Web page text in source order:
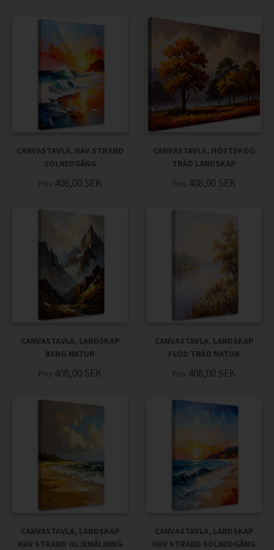
CANVASTAVLA, HAV STRAND
SOLNEDGÅNG
Pris 408,00 SEK
CANVASTAVLA, HÖSTSKOG
TRÄD LANDSKAP
Pris 408,00 SEK
CANVASTAVLA, LANDSKAP
BERG NATUR
Pris 408,00 SEK
CANVASTAVLA, LANDSKAP
FLOD TRÄD NATUR
Pris 408,00 SEK
CANVASTAVLA, LANDSKAP
HAV STRAND OLJEMÅLNING
CANVASTAVLA, LANDSKAP
HAV STRAND SOLNEDGÅNG